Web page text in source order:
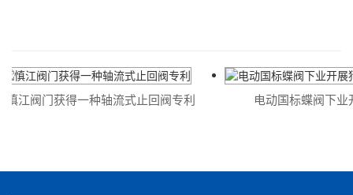
江阀门获得一种轴流式止回阀专利 电动国标蝶阀下业